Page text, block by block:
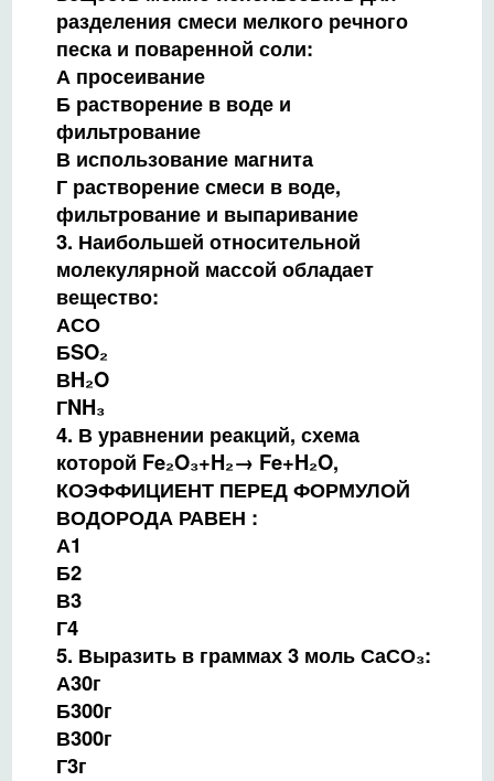
разделения смеси мелкого речного
песка и поваренной соли:
А просеивание
Б растворение в воде и
фильтрование
В использование магнита
Г растворение смеси в воде,
фильтрование и выпаривание
3. Наибольшей относительной
молекулярной массой обладает
вещество:
АСО
БSO₂
ВH₂O
ГNH₃
4. В уравнении реакций, схема
которой Fe₂O₃+H₂→ Fe+H₂O,
КОЭФФИЦИЕНТ ПЕРЕД ФОРМУЛОЙ
ВОДОРОДА РАВЕН :
А1
Б2
В3
Г4
5. Выразить в граммах 3 моль СаСО₃:
А30г
Б300г
В300г
Г3г